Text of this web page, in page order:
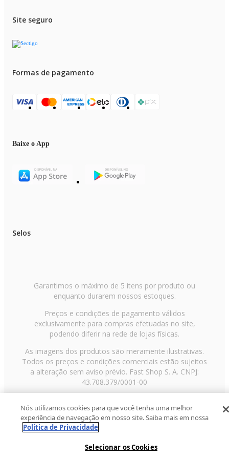
recuse o recebimento. Todas as informações divulgadas são de
prévio.
Imagens meramente ilustrativas.
Site seguro
Formas de pagamento
Baixe o App
Selos
Garantimos o máximo de 5 itens por produto ou
enquanto durarem nossos estoques.
Preços e condições de pagamento válidos
exclusivamente para compras efetuadas no site,
podendo diferir na rede de lojas físicas.
As imagens dos produtos são meramente ilustrativas.
Todos os preços e condições comerciais estão sujeitos
a alteração sem aviso prévio. Fast Shop S. A. CNPJ:
43.708.379/0001-00
Paulo/SP, CEP 02029-001, Telefone: 11 3003-3728 ©
2013 Fast Shop - Todos os direitos reservadosRF
Nós utilizamos cookies para que você tenha uma melhor
experiência de navegação em nosso site. Saiba mais em nossa
Política de Privacidade
Selecionar os Cookies